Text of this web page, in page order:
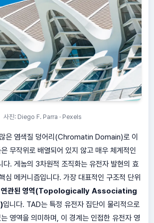
사진: Diego F. Parra · Pexels
은 염색질 덩어리(Chromatin Domain)로 이
무작위로 배열되어 있지 않고 매우 체계적인
다. 게놈의 3차원적 조직화는 유전자 발현의 효
심 메커니즘입니다. 가장 대표적인 구조적 단위
연관된 영역(Topologically Associating
입니다. TAD는 특정 유전자 집단이 물리적으로
영역을 의미하며, 이 경계는 인접한 유전자 영